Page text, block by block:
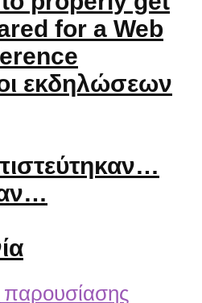
for a Web
εκδηλώσεων